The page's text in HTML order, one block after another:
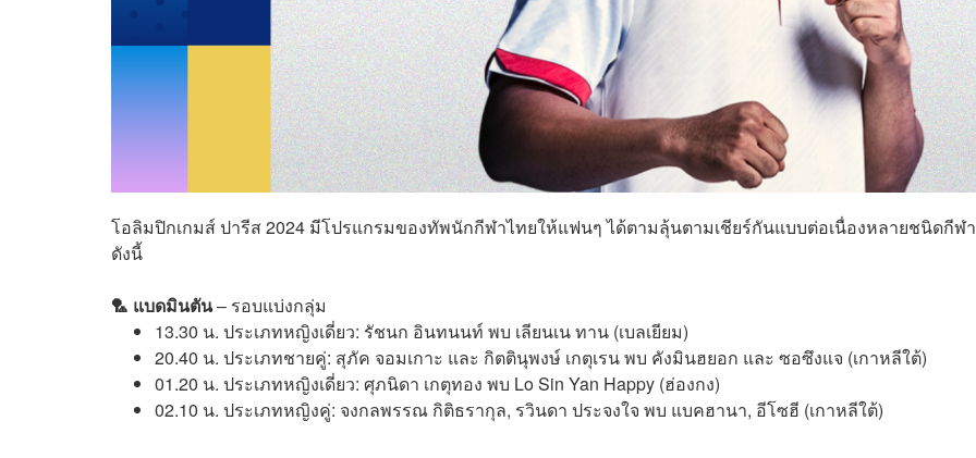
โอลิมปิกเกมส์ ปารีส 2024 มีโปรแกรมของทัพนักกีฬาไทยให้แฟนๆ ได้ตามลุ้นตามเชียร์กันแบบต่อเนื่องหลายชนิดกีฬา
ดังนี้
🏸 แบดมินตัน– รอบแบ่งกลุ่ม
13.30 น. ประเภทหญิงเดี่ยว: รัชนก อินทนนท์ พบ เลียนเน ทาน (เบลเยียม)
20.40 น. ประเภทชายคู่: สุภัค จอมเกาะ และ กิตตินุพงษ์ เกตุเรน พบ คังมินฮยอก และ ซอซึงแจ (เกาหลีใต้)
01.20 น. ประเภทหญิงเดี่ยว: ศุภนิดา เกตุทอง พบ Lo Sin Yan Happy (ฮ่องกง)
02.10 น. ประเภทหญิงคู่: จงกลพรรณ กิติธรากุล, รวินดา ประจงใจ พบ แบคฮานา, อีโซฮี (เกาหลีใต้)